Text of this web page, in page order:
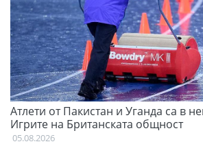
Атлети от Пакистан и Уганда са в
Игрите на Британската общност
05.08.2026